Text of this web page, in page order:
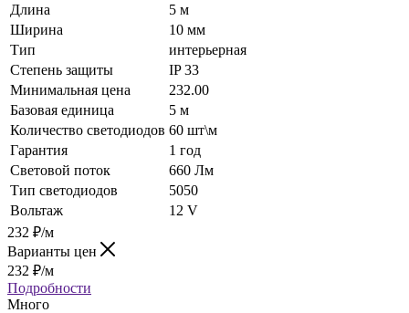
Длина
5 м
Ширина
10 мм
Тип
интерьерная
Степень защиты
IP 33
Минимальная цена
232.00
Базовая единица
5 м
Количество светодиодов 60 шт\м
Гарантия
1 год
Световой поток
660 Лм
Тип светодиодов
5050
Вольтаж
12 V
232 ₽/м
Варианты цен
232 ₽/м
Подробности
Много